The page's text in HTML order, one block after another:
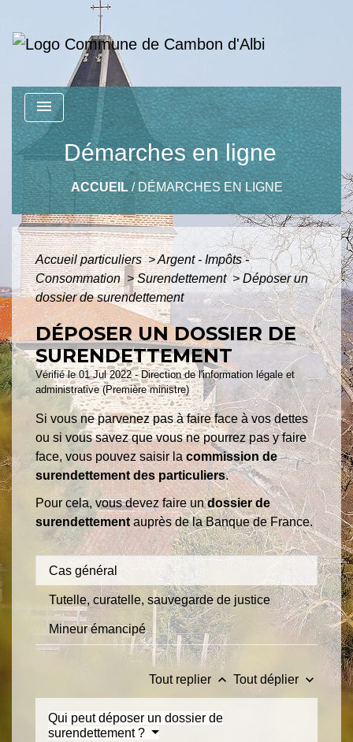
menu
Démarches en ligne
ACCUEIL/DÉMARCHES EN LIGNE
Accueil particuliers>Argent - Impôts -
Consommation> Surendettement> Déposer un
dossier de surendettement
DÉPOSER UN DOSSIER DE
SURENDETTEMENT
Vérifié le 01 Jul 2022 - Direction de l'information légale et
administrative (Première ministre)
Si vous ne parvenez pas à faire face à vos dettes
ou si vous savez que vous ne pourrez pas y faire
face, vous pouvez saisir la commission de
surendettement des particuliers.
Pour cela, vous devez faire undossier de
surendettementauprès de la Banque de France.
Cas général
Tutelle, curatelle, sauvegarde de justice
Mineur émancipé
Tout replier keyboard_arrow_up Tout déplier keyboard_arrow_down
Qui peut déposer un dossier de
surendettement ?